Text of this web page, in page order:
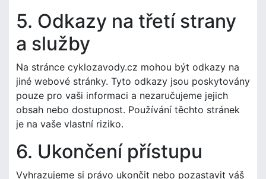
5. Odkazy na třetí strany
a služby
Na stránce cyklozavody.cz mohou být odkazy na
jiné webové stránky. Tyto odkazy jsou poskytovány
pouze pro vaši informaci a nezaručujeme jejich
obsah nebo dostupnost. Používání těchto stránek
je na vaše vlastní riziko.
6. Ukončení přístupu
Vyhrazujeme si právo ukončit nebo pozastavit váš